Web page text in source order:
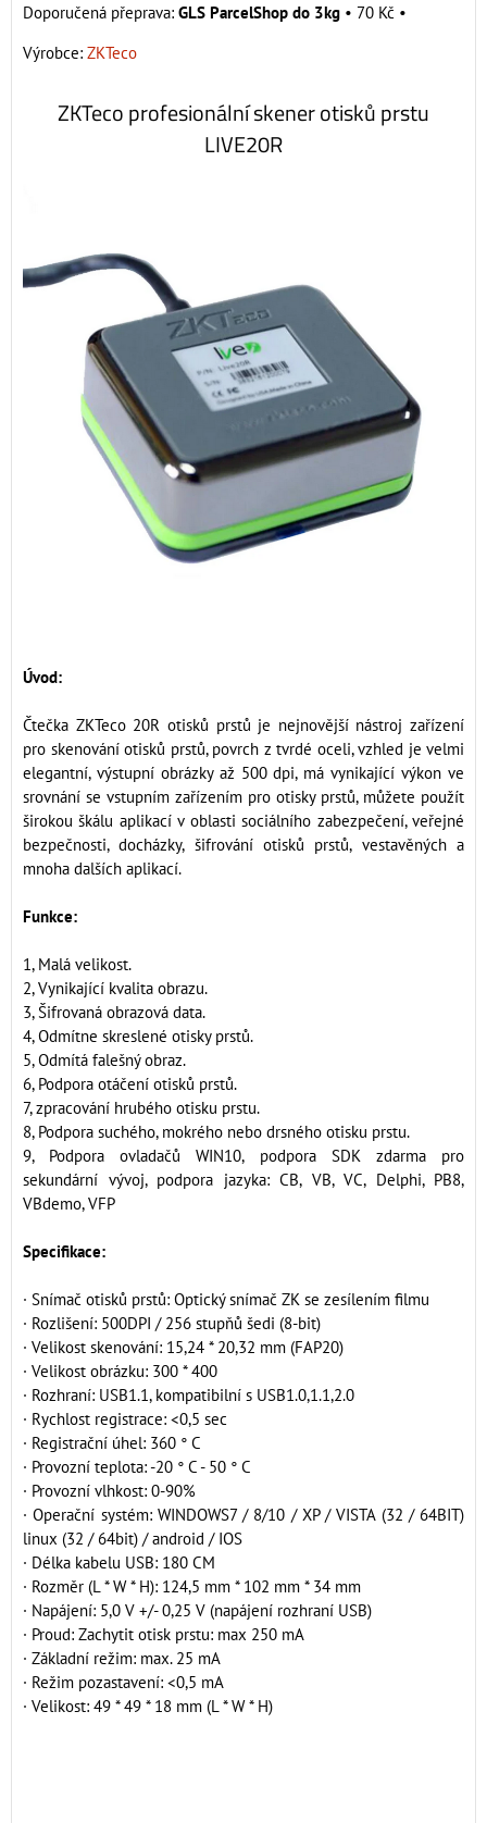
GLS ParcelShop do 3kg • 70 Kč •
Výrobce: ZKTeco
ZKTeco profesionální skener otisků prstu
LIVE20R
Úvod:
Čtečka ZKTeco 20R otisků prstů je nejnovější nástroj zařízení
pro skenování otisků prstů, povrch z tvrdé oceli, vzhled je velmi
elegantní, výstupní obrázky až 500 dpi, má vynikající výkon ve
srovnání se vstupním zařízením pro otisky prstů, můžete použít
širokou škálu aplikací v oblasti sociálního zabezpečení, veřejné
bezpečnosti, docházky, šifrování otisků prstů, vestavěných a
mnoha dalších aplikací.
Funkce:
1, Malá velikost.
2, Vynikající kvalita obrazu.
3, Šifrovaná obrazová data.
4, Odmítne skreslené otisky prstů.
5, Odmítá falešný obraz.
6, Podpora otáčení otisků prstů.
7, zpracování hrubého otisku prstu.
8, Podpora suchého, mokrého nebo drsného otisku prstu.
9, Podpora ovladačů WIN10, podpora SDK zdarma pro
sekundární vývoj, podpora jazyka: CB, VB, VC, Delphi, PB8,
VBdemo, VFP
Specifikace:
· Snímač otisků prstů: Optický snímač ZK se zesílením filmu
· Rozlišení: 500DPI / 256 stupňů šedi (8-bit)
· Velikost skenování: 15,24 * 20,32 mm (FAP20)
· Velikost obrázku: 300 * 400
· Rozhraní: USB1.1, kompatibilní s USB1.0,1.1,2.0
· Rychlost registrace: <0,5 sec
· Registrační úhel: 360 ° C
· Provozní teplota: -20 ° C - 50 ° C
· Provozní vlhkost: 0-90%
· Operační systém: WINDOWS7 / 8/10 / XP / VISTA (32 / 64BIT)
linux (32 / 64bit) / android / IOS
· Délka kabelu USB: 180 CM
· Rozměr (L * W * H): 124,5 mm * 102 mm * 34 mm
· Napájení: 5,0 V +/- 0,25 V (napájení rozhraní USB)
· Proud: Zachytit otisk prstu: max 250 mA
· Základní režim: max. 25 mA
· Režim pozastavení: <0,5 mA
· Velikost: 49 * 49 * 18 mm (L * W * H)